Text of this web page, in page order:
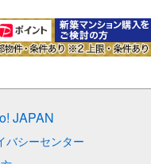
JAPAN
バシーセンター